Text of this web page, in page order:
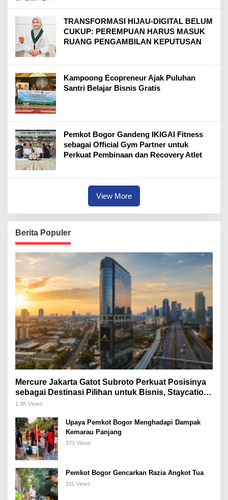
TRANSFORMASI HIJAU-DIGITAL BELUM
CUKUP: PEREMPUAN HARUS MASUK
RUANG PENGAMBILAN KEPUTUSAN
Kampoong Ecopreneur Ajak Puluhan
Santri Belajar Bisnis Gratis
Pemkot Bogor Gandeng IKIGAI Fitness
sebagai Official Gym Partner untuk
Perkuat Pembinaan dan Recovery Atlet
View More
Berita Populer
Mercure Jakarta Gatot Subroto Perkuat Posisinya
sebagai Destinasi Pilihan untuk Bisnis, Staycation,
Meeting, dan Kuliner di Jakarta Selatan
1.3K Views
Upaya Pemkot Bogor Menghadapi Dampak
Kemarau Panjang
373 Views
Pemkot Bogor Gencarkan Razia Angkot Tua
311 Views